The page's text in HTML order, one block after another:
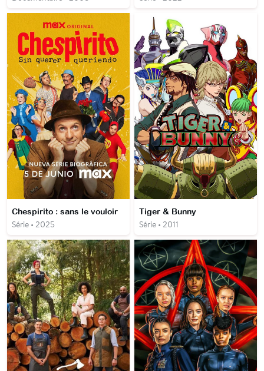
Chespirito : sans le vouloir
Série • 2025
Tiger & Bunny
Série • 2011